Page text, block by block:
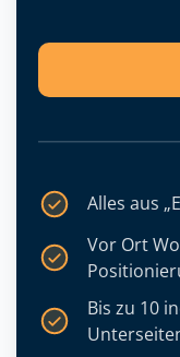
Alles aus
Vor Ort
Bis zu 10